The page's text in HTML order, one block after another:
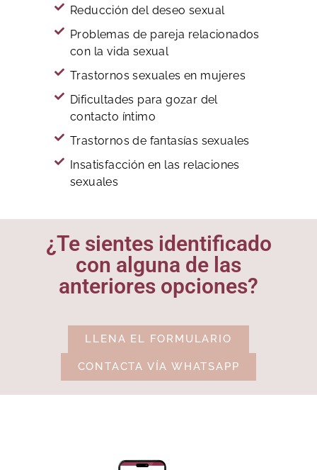
Reducción del deseo sexual
Problemas de pareja relacionados
con la vida sexual
Trastornos sexuales en mujeres
Dificultades para gozar del
contacto íntimo
Trastornos de fantasías sexuales
Insatisfacción en las relaciones
sexuales
¿Te sientes identificado
con alguna de las
anteriores opciones?
LLENA EL FORMULARIO
CONTACTA VÍA WHATSAPP